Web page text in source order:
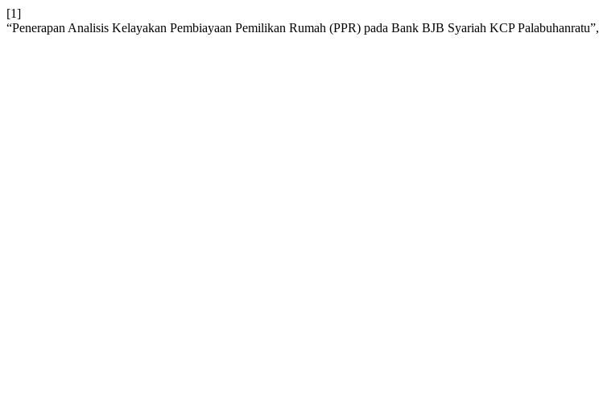
[1]
“Penerapan Analisis Kelayakan Pembiayaan Pemilikan Rumah (PPR) pada Bank BJB Syariah KCP Palabuhanratu”,